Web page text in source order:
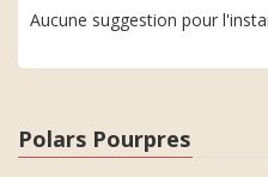
Aucune suggestion pour
Polars Pourpres